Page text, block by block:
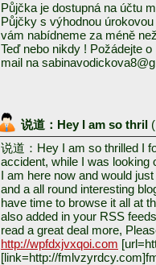
Půjčka je dostupná na účtu
Půjčky s výhodnou
vám nabídneme za méně
Teď nebo nikdy ! Požádejte
mail na
说道：Hey I am so thril (
说道：Hey I am so thrilled I
accident, while I was looking
I am here now and would
and a all round interesting
have time to browse it all at
also added in your RSS
read a great deal more,
http://wpfdxjvxqoi.com
[link=http://